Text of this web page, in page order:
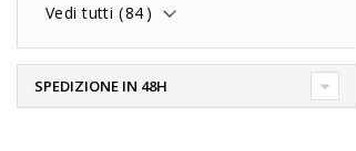
Vedi tutti (84 )
SPEDIZIONE IN 48H